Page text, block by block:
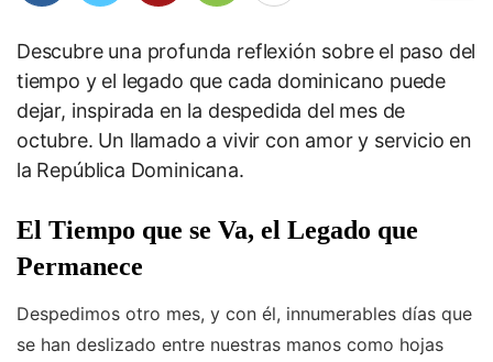
Descubre una profunda reflexión sobre el paso del
tiempo y el legado que cada dominicano puede
dejar, inspirada en la despedida del mes de
octubre. Un llamado a vivir con amor y servicio en
la República Dominicana.
El Tiempo que se Va, el Legado que
Permanece
Despedimos otro mes, y con él, innumerables días que
se han deslizado entre nuestras manos como hojas